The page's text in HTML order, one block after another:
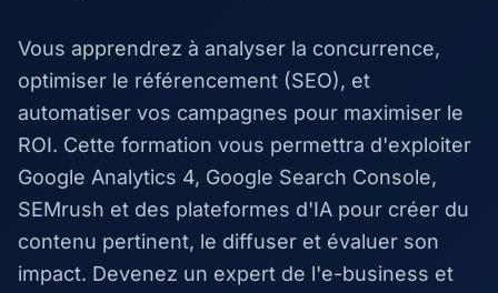
Vous apprendrez à analyser la concurrence,
optimiser le référencement (SEO), et
automatiser vos campagnes pour maximiser le
ROI. Cette formation vous permettra d'exploiter
Google Analytics 4, Google Search Console,
SEMrush et des plateformes d'IA pour créer du
contenu pertinent, le diffuser et évaluer son
impact. Devenez un expert de l'e-business et